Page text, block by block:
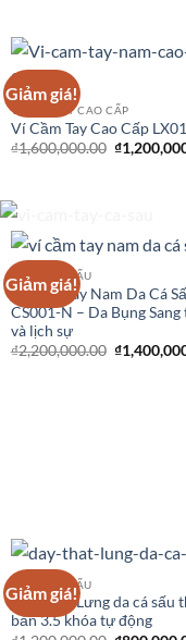
Giảm giá!
VÍ CẦM TAY CAO CẤP
Ví Cầm Tay Cao Cấp
₫1,600,000.00 ₫
Giảm giá!
ĐỒ DA CÁ SẤU
Ví Cầm Tay Nam Da Cá
CS001-N – Da Bụng
và lịch sự
₫2,200,000.00 ₫
Giảm giá!
ĐỒ DA CÁ SẤU
Dây Thắt Lưng da cá sấu
bản 3.5 khóa tự động